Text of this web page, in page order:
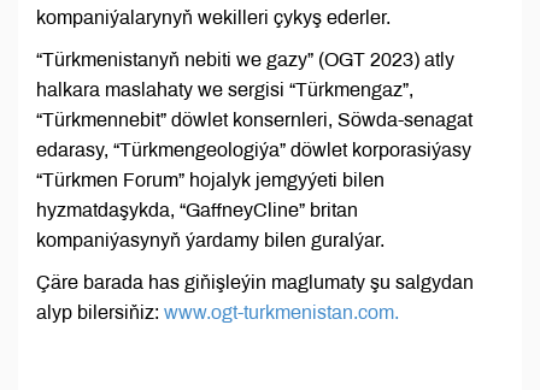
kompaniýalarynyň wekilleri çykyş ederler.
“Türkmenistanyň nebiti we gazy” (OGT 2023) atly
halkara maslahaty we sergisi “Türkmengaz”,
“Türkmennebit” döwlet konsernleri, Söwda-senagat
edarasy, “Türkmengeologiýa” döwlet korporasiýasy
“Türkmen Forum” hojalyk jemgyýeti bilen
hyzmatdaşykda, “GaffneyCline” britan
kompaniýasynyň ýardamy bilen guralýar.
Çäre barada has giňişleýin maglumaty şu salgydan
alyp bilersiňiz: www.ogt-turkmenistan.com.